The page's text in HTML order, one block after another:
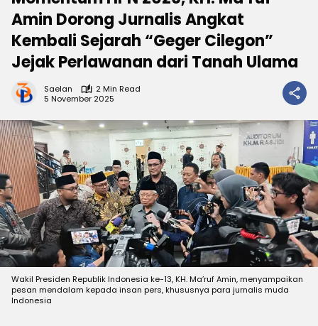
Amin Dorong Jurnalis Angkat
Kembali Sejarah “Geger Cilegon”
Jejak Perlawanan dari Tanah Ulama
Saelan
2 Min Read
5 November 2025
Wakil Presiden Republik Indonesia ke-13, KH. Ma’ruf Amin, menyampaikan
pesan mendalam kepada insan pers, khususnya para jurnalis muda
Indonesia